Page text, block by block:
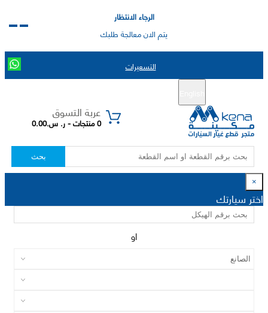
الرجاء الانتظار
يتم الان معالجة طلبك
التسعيرات
عربة التسوق
0 منتجات - ر. س.0.00
بحث
×
اختر سيارتك
او